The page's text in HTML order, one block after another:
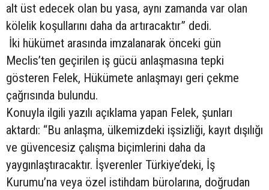
alt üst edecek olan bu yasa, aynı zamanda var olan
kölelik koşullarını daha da artıracaktır” dedi.
İki hükümet arasında imzalanarak önceki gün
Meclis’ten geçirilen iş gücü anlaşmasına tepki
gösteren Felek, Hükümete anlaşmayı geri çekme
çağrısında bulundu.
Konuyla ilgili yazılı açıklama yapan Felek, şunları
aktardı: “Bu anlaşma, ülkemizdeki işsizliği, kayıt dışılığı
ve güvencesiz çalışma biçimlerini daha da
yaygınlaştıracaktır. İşverenler Türkiye’deki, İş
Kurumu’na veya özel istihdam bürolarına, doğrudan